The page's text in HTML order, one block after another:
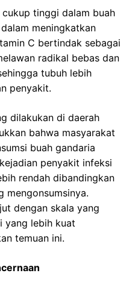
tinggi dalam buah
meningkatkan
C bertindak sebagai
radikal bebas dan
tubuh lebih
penyakit.
dilakukan di daerah
bahwa masyarakat
buah gandaria
penyakit infeksi
rendah dibandingkan
mengonsumsinya.
dengan skala yang
yang lebih kuat
temuan ini.